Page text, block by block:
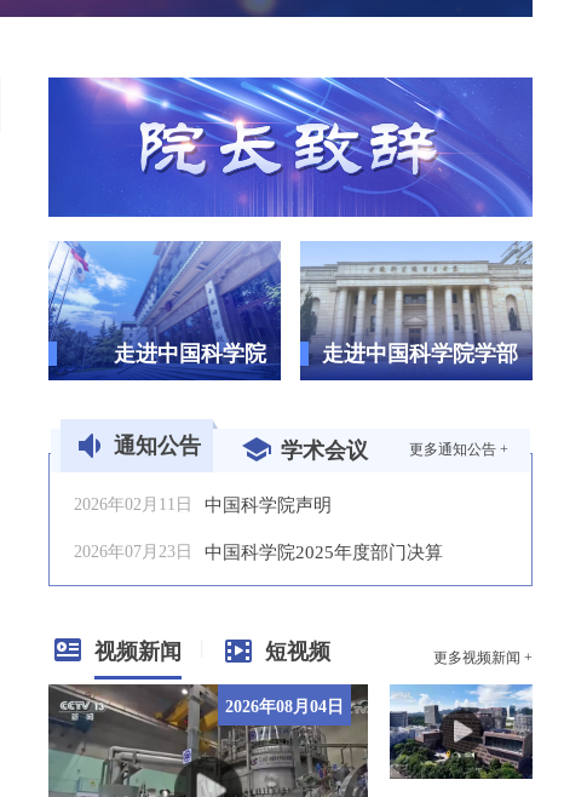
走进中国科学院 走进中国科学院学部
通知公告 学术会议 更多通知公告 +
2026年02月11日 中国科学院声明
2026年07月23日 中国科学院2025年度部门决算
视频新闻 短视频 更多视频新闻 +
2026年08月04日